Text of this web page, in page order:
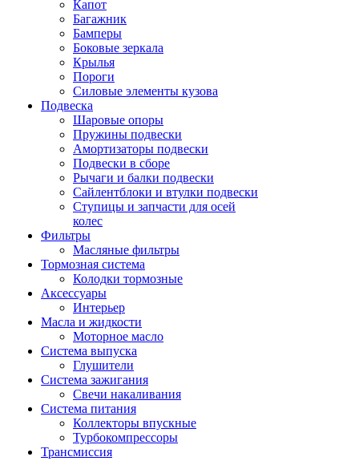
Капот
Багажник
Бамперы
Боковые зеркала
Крылья
Пороги
Силовые элементы кузова
Подвеска
Шаровые опоры
Пружины подвески
Амортизаторы подвески
Подвески в сборе
Рычаги и балки подвески
Сайлентблоки и втулки подвески
Ступицы и запчасти для осей
колес
Фильтры
Масляные фильтры
Тормозная система
Колодки тормозные
Аксессуары
Интерьер
Масла и жидкости
Моторное масло
Система выпуска
Глушители
Система зажигания
Свечи накаливания
Система питания
Коллекторы впускные
Турбокомпрессоры
Трансмиссия